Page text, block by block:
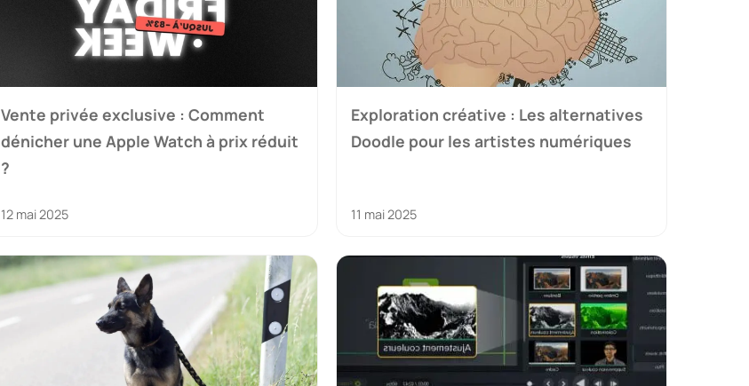
Vente privée exclusive : Comment
dénicher une Apple Watch à prix réduit
?
12 mai 2025
Exploration créative : Les alternatives
Doodle pour les artistes numériques
11 mai 2025